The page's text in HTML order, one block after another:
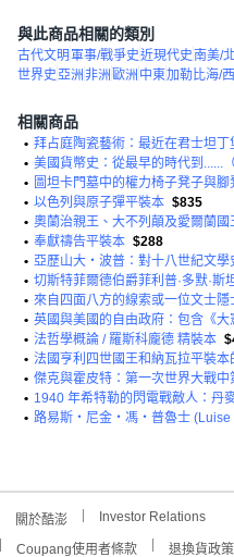
與此商品相關的類別
古代文明軍事/戰爭史近現代史 南美/
世界史亞洲 非洲 歐洲 中東加勒比海/
相關商品
•
• 美國貨幣史：從最早的時代到......
• 圖坦卡門墓中的權力椅子凳子與腳
• 以色列與原子彈平裝本 $835
• 奧蘭治親王、大不列顛及愛爾蘭
• 奉獻禱告平裝本 $288
• 亞歷山大‧波普：對十八世紀文學
• 切斯特菲爾德伯爵菲利普·多默·斯
• 來自四面八方的線索或一位文士
•
• 法哲學概論 / 羅斯科龐德 精裝本
• 法國亨利四世國王和納瓦拉平裝本
•
• 1940 年希特勒的閃電戰敵人：丹
• 路易斯‧尼金‧馮‧普魯士 (Luise
關於酷澎 Investor Relations
Coupang使用者條款 退換貨政策